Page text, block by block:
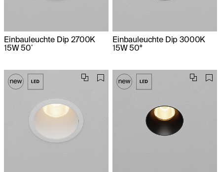
Einbauleuchte Dip 2700K
15W 50˚
Einbauleuchte Dip 3000K
15W 50°